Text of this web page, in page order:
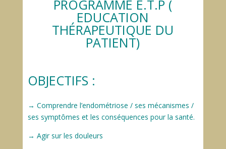
PROGRAMME E.T.P (
EDUCATION
THÉRAPEUTIQUE DU
PATIENT)
OBJECTIFS :
→ Comprendre l’endométriose / ses mécanismes /
ses symptômes et les conséquences pour la santé.
→ Agir sur les douleurs